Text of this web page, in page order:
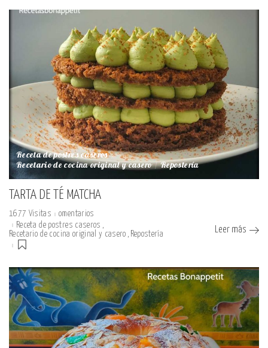
Receta de postres caseros
Recetario de cocina original y casero Repostería
TARTA DE TÉ MATCHA
1677 Visitas
omentarios
Receta de postres caseros
Recetario de cocina original y casero
Repostería Leer más